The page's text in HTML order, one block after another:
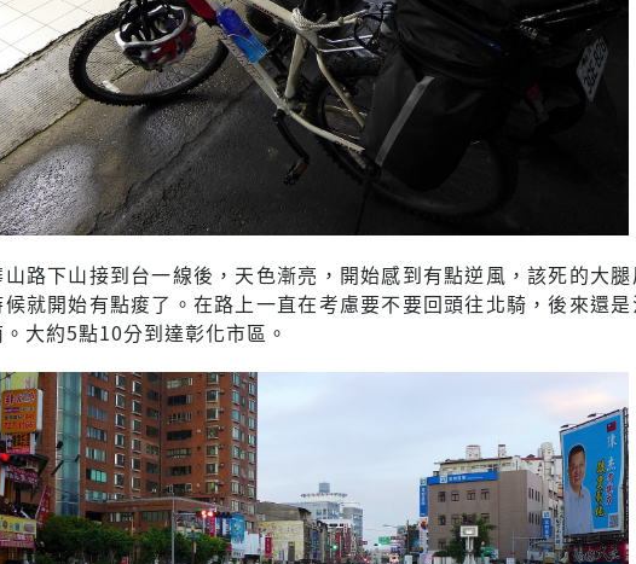
路下山接到台一線後，天色漸亮，開始感到有點逆風，該死的大
就開始有點痠了。在路上一直在考慮要不要回頭往北騎，後來還
大約5點10分到達彰化市區。